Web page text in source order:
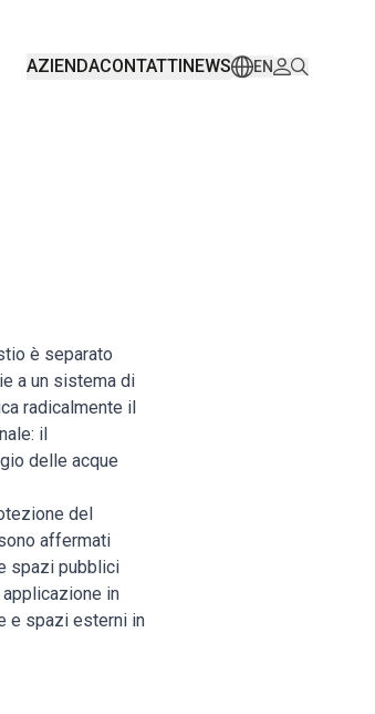
AZIENDACONTATTINEWS EN
è separato
a un sistema di
radicalmente il
il
delle acque
del
affermati
spazi pubblici
in
e spazi esterni in